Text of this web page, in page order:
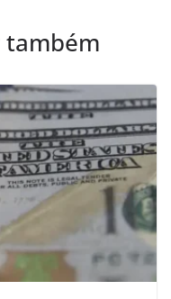
também